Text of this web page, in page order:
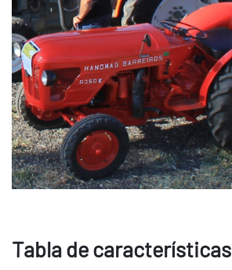
Tabla de características